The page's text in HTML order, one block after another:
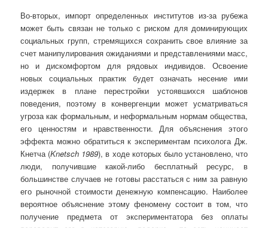
Во-вторых, импорт определенных институтов из-за рубежа
может быть связан не только с риском для доминирующих
социальных групп, стремящихся сохранить свое влияние за
счет манипулирования ожиданиями и представлениями масс,
но и дискомфортом для рядовых индивидов. Освоение
новых социальных практик будет означать несение ими
издержек в плане перестройки устоявшихся шаблонов
поведения, поэтому в конвергенции может усматриваться
угроза как формальным, и неформальным нормам общества,
его ценностям и нравственности. Для объяснения этого
эффекта можно обратиться к экспериментам психолога Дж.
Кнетча (Knetsch 1989), в ходе которых было установлено, что
люди, получившие какой-либо бесплатный ресурс, в
большинстве случаев не готовы расстаться с ним за равную
его рыночной стоимости денежную компенсацию. Наиболее
вероятное объяснение этому феномену состоит в том, что
получение предмета от экспериментатора без оплаты